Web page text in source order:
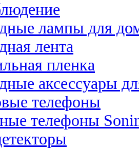
лампы для
лента
пленка
аксессуары
телефоны
телефоны